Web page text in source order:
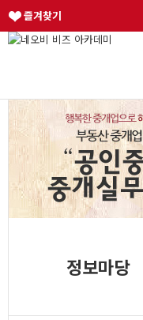
즐겨찾기
정보마당